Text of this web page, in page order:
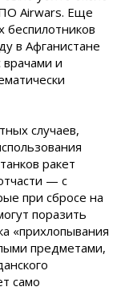
Airwars. Еще
беспилотников
в Афганистане
и
случаев,
ракет
— с
при сбросе на
поразить
«прихлопывания
предметами,
само